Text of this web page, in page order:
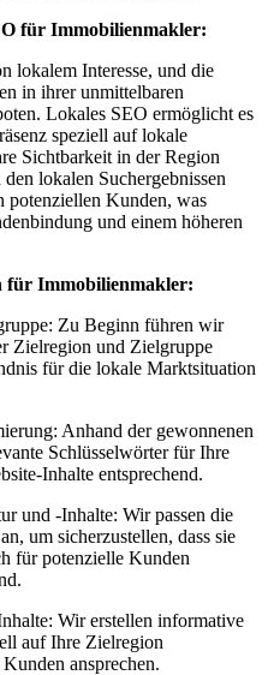
für Immobilienmakler:
lokalem Interesse, und die
in ihrer unmittelbaren
Lokales SEO ermöglicht es
speziell auf lokale
Sichtbarkeit in der Region
lokalen Suchergebnissen
potenziellen Kunden, was
und einem höheren
für Immobilienmakler:
Zu Beginn führen wir
Zielregion und Zielgruppe
für die lokale Marktsituation
Anhand der gewonnenen
Schlüsselwörter für Ihre
Inhalte entsprechend.
und -Inhalte: Wir passen die
um sicherzustellen, dass sie
für potenzielle Kunden
Wir erstellen informative
auf Ihre Zielregion
ansprechen.